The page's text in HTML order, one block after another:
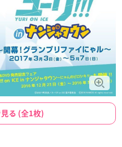
る (全1枚)